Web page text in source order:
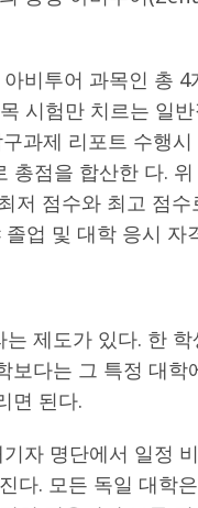
비투어 과목인 총
시험만 치르는 일
과제 리포트 수행
총점을 합산한 다.
저 점수와 최고 점
업 및 대학 응시 자
제도가 있다. 한
보다는 그 특정 대학
면 된다.
자 명단에서 일정
다. 모든 독일 대학